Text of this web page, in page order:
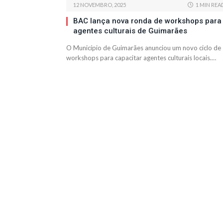
12 NOVEMBRO, 2025 1 MIN
BAC lança nova ronda de workshops para
agentes culturais de Guimarães
O Município de Guimarães anunciou um novo ciclo de
workshops para capacitar agentes culturais locais.…